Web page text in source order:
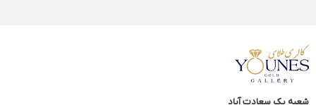
شعبه یک سعادت آباد